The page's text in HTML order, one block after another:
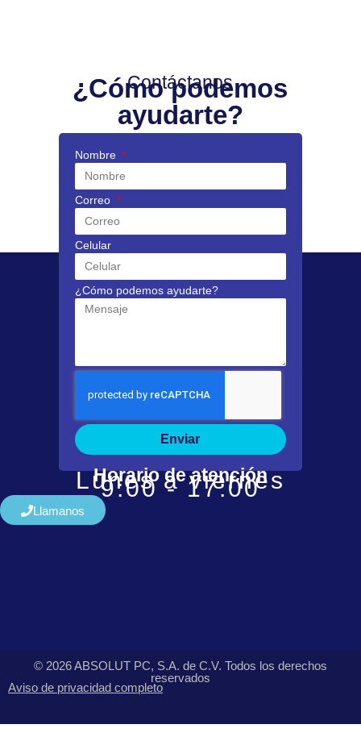
Contáctanos
¿Cómo podemos
ayudarte?
Nombre
Correo
Celular
¿Cómo podemos ayudarte?
Enviar
Horario de atención
Lunes a viernes
9:00 - 17:00
Llamanos
© 2026 ABSOLUT PC, S.A. de C.V. Todos los derechos
reservados
Aviso de privacidad completo